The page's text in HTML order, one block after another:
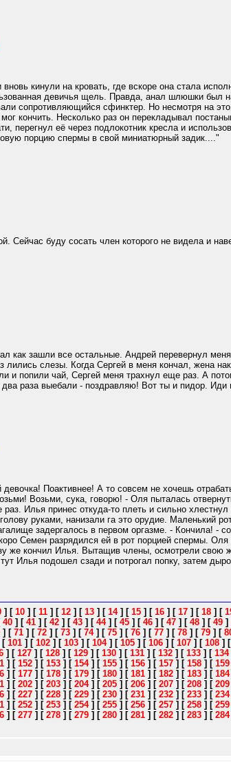
кинули на кровать, где вскоре она стала
девичья щель. Правда, анал шлюшки был
сопротивляющийся сфинктер. Но несмотря на
кончить. Несколько раз он перекладывал
перегнул её через подлокотник кресла и
порцию спермы в свой миниатюрный задик...."
Сейчас буду сосать член которого не видела и
как зашли все остальные. Андрей перевернул
лились слезы. Когда Сергей в меня кончал, жена
и попили чай, Сергей меня трахнул еще раз. А
раза выебали - поздравляю! Вот ты и пидор.
Поактивнее! А то совсем не хочешь
Возьми, сука, говорю! - Оля пыталась
Илья принес откуда-то плеть и сильно
руками, нанизали га это орудие. Маленький
задергалось в первом оргазме. -
Семен разрядился ей в рот порцией спермы.
же кончил Илья. Вытащив члены, осмотрели
Илья подошел сзади и потрогал попку, затем
] [ 10 ] [ 11 ] [ 12 ] [ 13 ] [ 14] [ 15 ] [ 16 ] [ 17 ] [ 18 ] [
40 ] [ 41 ] [ 42 ] [ 43 ] [ 44] [ 45 ] [ 46 ] [ 47 ] [ 48 ] [ 49 ]
] [ 71 ] [ 72 ] [ 73 ] [ 74] [ 75 ] [ 76 ] [ 77 ] [ 78 ] [ 79 ] [
[ 101 ] [ 102 ] [ 103 ] [ 104] [ 105 ] [ 106 ] [ 107 ] [ 108 ] [
] [ 127 ] [ 128 ] [ 129 ] [ 130 ] [ 131 ] [ 132 ] [ 133 ] [ 134
] [ 152 ] [ 153 ] [ 154] [ 155 ] [ 156 ] [ 157 ] [ 158 ] [ 159
] [ 177 ] [ 178 ] [ 179 ] [ 180 ] [ 181 ] [ 182 ] [ 183 ] [ 184
] [ 202 ] [ 203 ] [ 204] [ 205 ] [ 206 ] [ 207 ] [ 208 ] [ 209
] [ 227 ] [ 228 ] [ 229 ] [ 230 ] [ 231 ] [ 232 ] [ 233 ] [ 234
] [ 252 ] [ 253 ] [ 254] [ 255 ] [ 256 ] [ 257 ] [ 258 ] [ 259
] [ 277 ] [ 278 ] [ 279 ] [ 280 ] [ 281 ] [ 282 ] [ 283 ] [ 284